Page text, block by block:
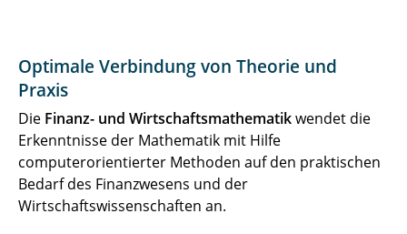
Optimale Verbindung von Theorie und
Praxis
Die Finanz- und Wirtschaftsmathematikwendet die
Erkenntnisse der Mathematik mit Hilfe
computerorientierter Methoden auf den praktischen
Bedarf des Finanzwesens und der
Wirtschaftswissenschaften an.